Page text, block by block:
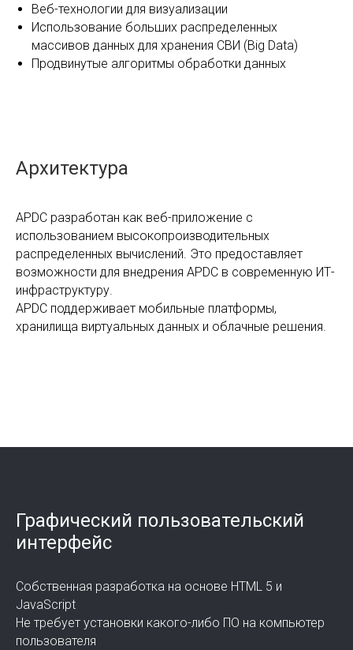
Веб-технологии для визуализации
Использование больших распределенных
массивов данных для хранения СВИ (Big Data)
Продвинутые алгоритмы обработки данных
Архитектура
APDC разработан как веб-приложение с
использованием высокопроизводительных
распределенных вычислений. Это предоставляет
возможности для внедрения APDC в современную ИТ-
инфраструктуру.
APDC поддерживает мобильные платформы,
хранилища виртуальных данных и облачные решения.
Графический пользовательский
интерфейс
Собственная разработка на основе HTML 5 и
JavaScript
Не требует установки какого-либо ПО на компьютер
пользователя